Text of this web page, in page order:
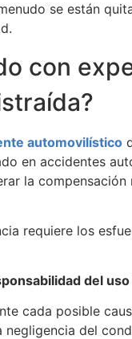
se están
con
automovilístico
en accidentes
la
requiere los
del
cada posible
del